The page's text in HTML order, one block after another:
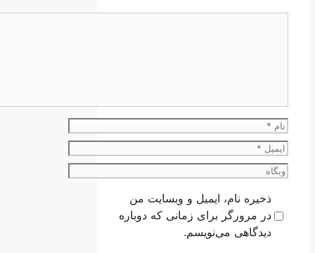
نام
ایمیل
وبگاه
ذخیره نام، ایمیل و وبسایت من
در مرورگر برای زمانی که دوباره
دیدگاهی می‌نویسم.